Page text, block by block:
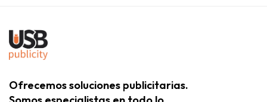
Ofrecemos soluciones publicitarias.